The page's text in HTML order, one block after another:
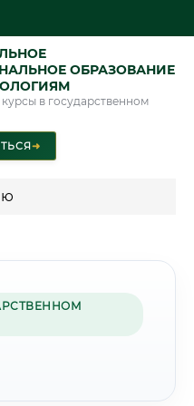
ОБРАЗОВАНИЕ
в государственном
➜